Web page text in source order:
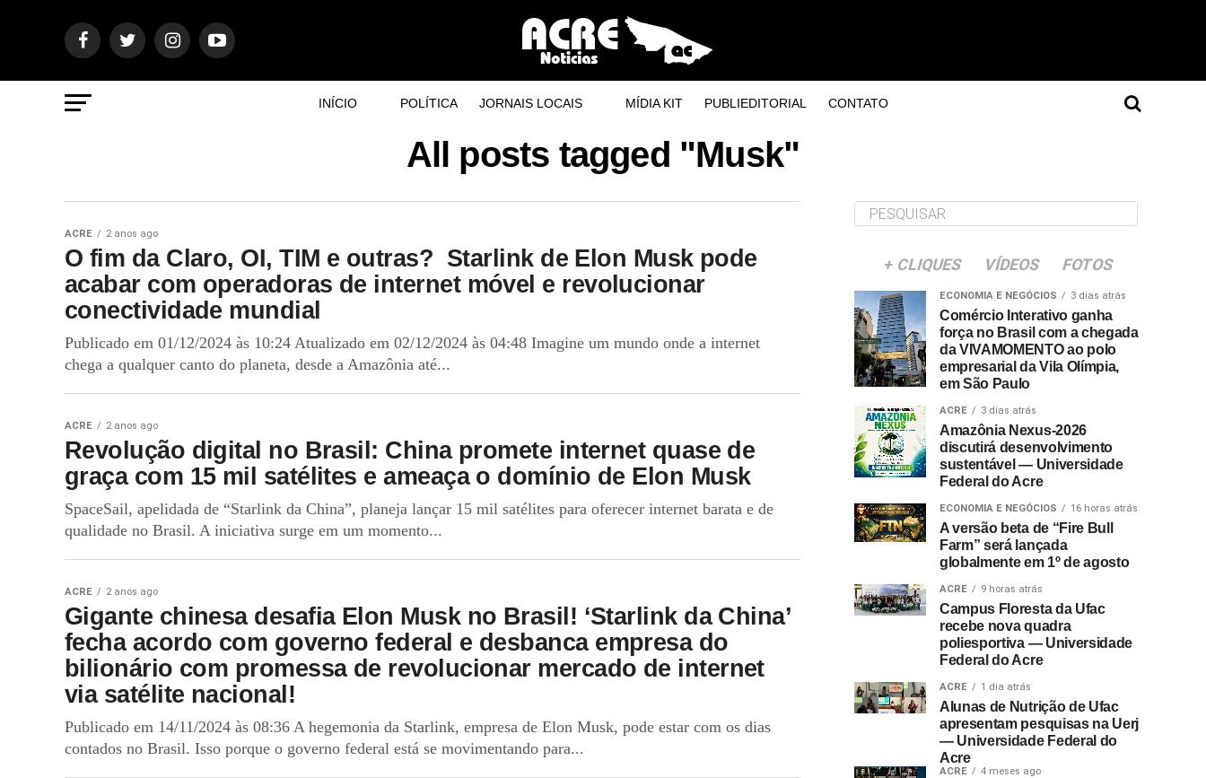
INÍCIO POLÍTICA JORNAIS LOCAIS MÍDIA KIT PUBLIEDITORIAL CONTATO
All posts tagged "Musk"
ACRE 2 anos ago
O fim da Claro, OI, TIM e outras? Starlink de Elon Musk pode
acabar com operadoras de internet móvel e revolucionar
conectividade mundial
Publicado em 01/12/2024 às 10:24 Atualizado em 02/12/2024 às 04:48 Imagine um mundo onde a internet
chega a qualquer canto do planeta, desde a Amazônia até...
ACRE 2 anos ago
Revolução digital no Brasil: China promete internet quase de
graça com 15 mil satélites e ameaça o domínio de Elon Musk
SpaceSail, apelidada de “Starlink da China”, planeja lançar 15 mil satélites para oferecer internet barata e de
qualidade no Brasil. A iniciativa surge em um momento...
ACRE 2 anos ago
Gigante chinesa desafia Elon Musk no Brasil! ‘Starlink da China’
fecha acordo com governo federal e desbanca empresa do
bilionário com promessa de revolucionar mercado de internet
via satélite nacional!
Publicado em 14/11/2024 às 08:36 A hegemonia da Starlink, empresa de Elon Musk, pode estar com os dias
contados no Brasil. Isso porque o governo federal está se movimentando para...
+ CLIQUES VÍDEOS FOTOS
ECONOMIA E NEGÓCIOS 3 dias atrás
Comércio Interativo ganha
força no Brasil com a chegada
da VIVAMOMENTO ao polo
empresarial da Vila Olímpia,
em São Paulo
ACRE 3 dias atrás
Amazônia Nexus-2026
discutirá desenvolvimento
sustentável — Universidade
Federal do Acre
ECONOMIA E NEGÓCIOS 16 horas atrás
A versão beta de “Fire Bull
Farm” será lançada
globalmente em 1º de agosto
ACRE 9 horas atrás
Campus Floresta da Ufac
recebe nova quadra
poliesportiva — Universidade
Federal do Acre
ACRE 1 dia atrás
Alunas de Nutrição de Ufac
apresentam pesquisas na Uerj
— Universidade Federal do
Acre
ACRE 4 meses ago